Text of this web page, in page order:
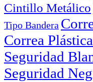
Cintillo Metálico
Tipo Bandera
Correa
Seguridad
Seguridad